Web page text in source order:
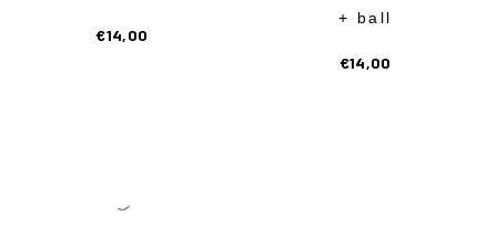
€14,00
+ ball
€14,00